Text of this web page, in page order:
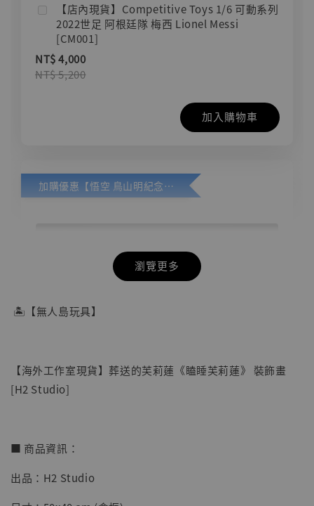
【店內現貨】Competitive Toys 1/6 可動系列
2022世足 阿根廷隊 梅西 Lionel Messi
[CM001]
NT$ 4,000
NT$ 5,200
加入購物車
加購優惠【悟空 鳥山明紀念款 [奇蹟工作室]】
【店內現貨】七龍珠 系列蒐藏雕像 悟空 鳥山
明紀念款 [奇蹟工作室]
瀏覽更多
🏝【無人島玩具】
【海外工作室現貨】葬送的芙莉蓮《瞌睡芙莉蓮》 裝飾畫
[H2 Studio]
■ 商品資訊：
出品：H2 Studio